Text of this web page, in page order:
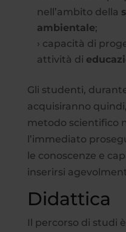
nell’ambito della
ambientale;
› capacità di
attività di
Gli studenti,
acquisiranno
metodo scientifico
l’immediato
le conoscenze e
inserirsi
Didattica
Il percorso di studi